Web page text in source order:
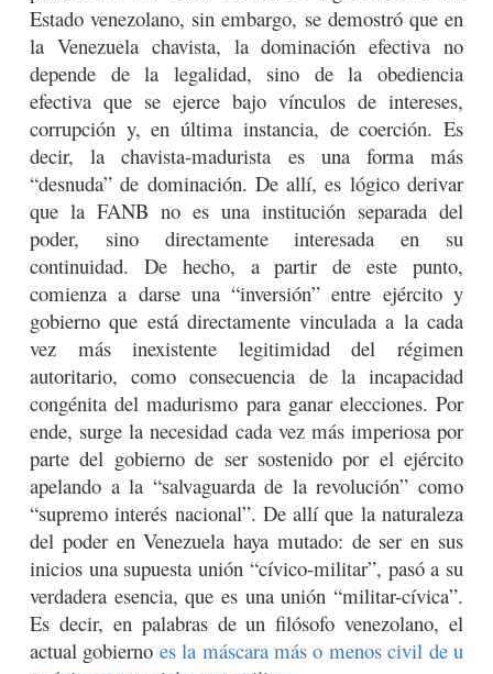
Estado venezolano, sin embargo, se demostró que en
la Venezuela chavista, la dominación efectiva no
depende de la legalidad, sino de la obediencia
efectiva que se ejerce bajo vínculos de intereses,
corrupción y, en última instancia, de coerción. Es
decir, la chavista-madurista es una forma más
“desnuda” de dominación. De allí, es lógico derivar
que la FANB no es una institución separada del
poder, sino directamente interesada en su
continuidad. De hecho, a partir de este punto,
comienza a darse una “inversión” entre ejército y
gobierno que está directamente vinculada a la cada
vez más inexistente legitimidad del régimen
autoritario, como consecuencia de la incapacidad
congénita del madurismo para ganar elecciones. Por
ende, surge la necesidad cada vez más imperiosa por
parte del gobierno de ser sostenido por el ejército
apelando a la “salvaguarda de la revolución” como
“supremo interés nacional”. De allí que la naturaleza
del poder en Venezuela haya mutado: de ser en sus
inicios una supuesta unión “cívico-militar”, pasó a su
verdadera esencia, que es una unión “militar-cívica”.
Es decir, en palabras de un filósofo venezolano, el
actual gobierno es la máscara más o menos civil de u